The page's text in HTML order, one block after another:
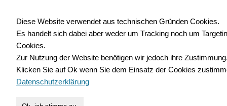
für Handwerk,
Diese Website verwendet aus technischen Gründen Cookies.
Es handelt sich dabei aber weder um Tracking noch um
Cookies.
Zur Nutzung der Website benötigen wir jedoch ihre
Klicken Sie auf Ok wenn Sie dem Einsatz der Cookies
Datenschutzerklärung